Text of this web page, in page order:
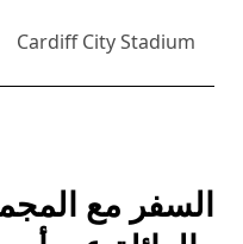
Cardiff City Stadium
السفر مع